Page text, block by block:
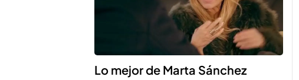
Lo mejor de Marta Sánchez